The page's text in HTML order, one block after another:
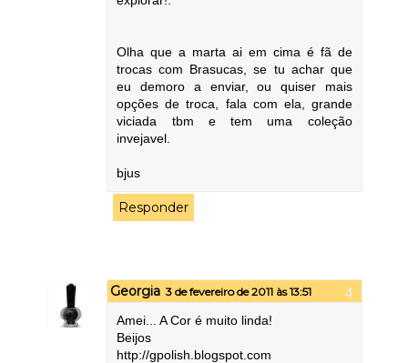
Olha que a marta ai em cima é fã de
trocas com Brasucas, se tu achar que
eu demoro a enviar, ou quiser mais
opções de troca, fala com ela, grande
viciada tbm e tem uma coleção
invejavel.
bjus
Responder
Georgia 3 de fevereiro de 2011 às 13:51
Amei... A Cor é muito linda!
Beijos
http://gpolish.blogspot.com